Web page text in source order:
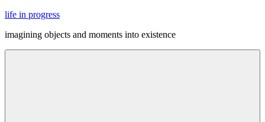
Skip
content
life in progress
imagining objects and moments into existence